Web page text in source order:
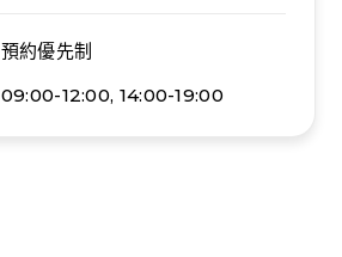
預約優先制
09:00-12:00, 14:00-19:00